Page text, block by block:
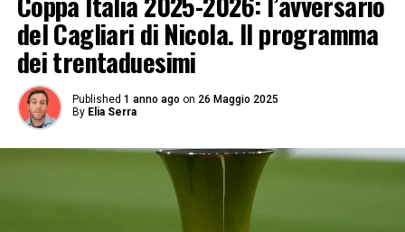
del Cagliari di Nicola. Il programma
dei trentaduesimi
Published 1 anno ago on 26 Maggio 2025
By Elia Serra